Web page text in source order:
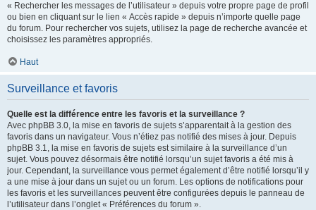
« Rechercher les messages de l’utilisateur » depuis votre propre page de profil
ou bien en cliquant sur le lien « Accès rapide » depuis n’importe quelle page
du forum. Pour rechercher vos sujets, utilisez la page de recherche avancée et
choisissez les paramètres appropriés.
Haut
Surveillance et favoris
Quelle est la différence entre les favoris et la surveillance ?
Avec phpBB 3.0, la mise en favoris de sujets s’apparentait à la gestion des
favoris dans un navigateur. Vous n’étiez pas notifié des mises à jour. Depuis
phpBB 3.1, la mise en favoris de sujets est similaire à la surveillance d’un
sujet. Vous pouvez désormais être notifié lorsqu’un sujet favoris a été mis à
jour. Cependant, la surveillance vous permet également d’être notifié lorsqu’il y
a une mise à jour dans un sujet ou un forum. Les options de notifications pour
les favoris et les surveillances peuvent être configurées depuis le panneau de
l’utilisateur dans l’onglet « Préférences du forum ».